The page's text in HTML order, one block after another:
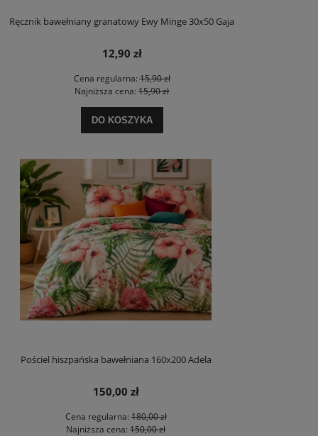
Ręcznik bawełniany granatowy Ewy Minge 30x50 Gaja
12,90 zł
Cena regularna:15,90 zł
Najniższa cena: 15,90 zł
DO KOSZYKA
Pościel hiszpańska bawełniana 160x200 Adela
150,00 zł
Cena regularna:180,00 zł
Najniższa cena: 150,00 zł